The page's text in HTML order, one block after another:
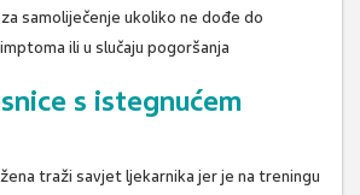
samoliječenje ukoliko ne dođe do
ili u slučaju pogoršanja
s istegnućem
traži savjet ljekarnika jer je na treningu